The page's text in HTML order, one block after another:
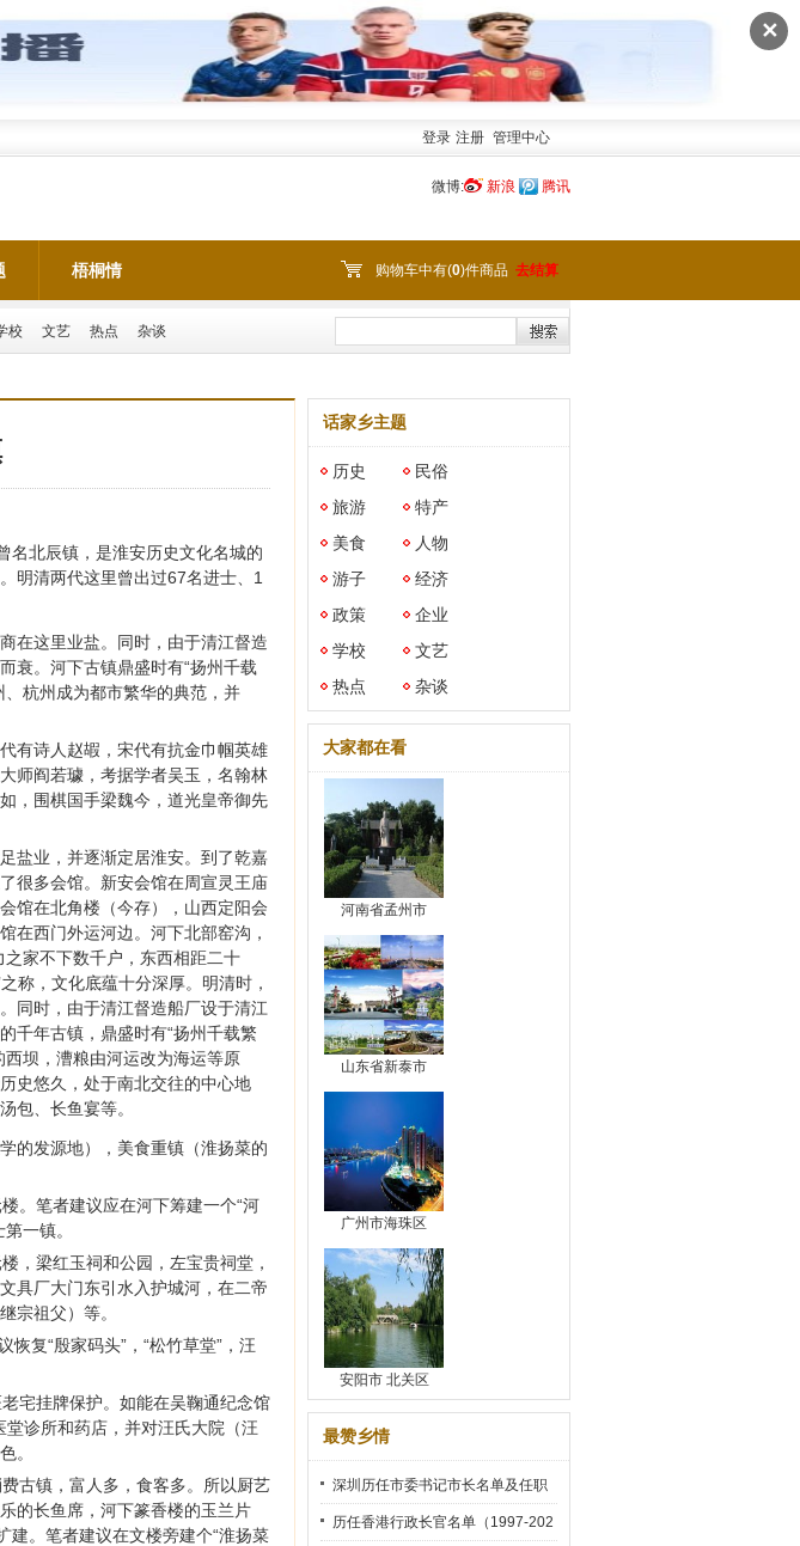
✕
登录 注册 管理中心
微博: 新浪 腾讯
梧桐情 购物车中有(0)件商品 去结算
校 文艺 热点 杂谈
名北辰镇，是淮安历史文化名城的
明清两代这里曾出过67名进士、1
在这里业盐。同时，由于清江督造
衰。河下古镇鼎盛时有“扬州千载
杭州成为都市繁华的典范，并
有诗人赵嘏，宋代有抗金巾帼英雄
师阎若璩，考据学者吴玉，名翰林
，围棋国手梁魏今，道光皇帝御先
盐业，并逐渐定居淮安。到了乾嘉
很多会馆。新安会馆在周宣灵王庙
馆在北角楼（今存），山西定阳会
在西门外运河边。河下北部窑沟，
家不下数千户，东西相距二十
称，文化底蕴十分深厚。明清时，
同时，由于清江督造船厂设于清江
千年古镇，鼎盛时有“扬州千载繁
坝，漕粮由河运改为海运等原
史悠久，处于南北交往的中心地
包、长鱼宴等。
的发源地），美食重镇（淮扬菜的
。笔者建议应在河下筹建一个“河
一镇。
，梁红玉祠和公园，左宝贵祠堂，
具厂大门东引水入护城河，在二帝
宗祖父）等。
复“殷家码头”，“松竹草堂”，汪
宅挂牌保护。如能在吴鞠通纪念馆
堂诊所和药店，并对汪氏大院（汪
。
古镇，富人多，食客多。所以厨艺
的长鱼席，河下篆香楼的玉兰片
建。笔者建议在文楼旁建个“淮扬菜
话家乡主题
历史
民俗
旅游
特产
美食
人物
游子
经济
政策
企业
学校
文艺
热点
杂谈
大家都在看
河南省孟州市
山东省新泰市
广州市海珠区
安阳市 北关区
最赞乡情
深圳历任市委书记市长名单及任职
时间
历任香港行政长官名单（1997-202